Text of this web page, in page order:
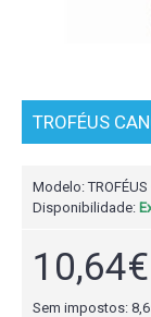
TROFÉUS
Modelo:
Disponibilidade:
10,64€
Sem impostos: